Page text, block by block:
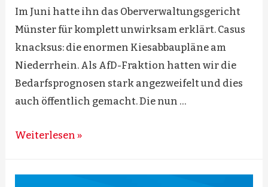
Im Juni hatte ihn das Oberverwaltungsgericht
Münster für komplett unwirksam erklärt. Casus
knacksus: die enormen Kiesabbaupläne am
Niederrhein. Als AfD-Fraktion hatten wir die
Bedarfsprognosen stark angezweifelt und dies
auch öffentlich gemacht. Die nun …
Richter
Weiterlesen »